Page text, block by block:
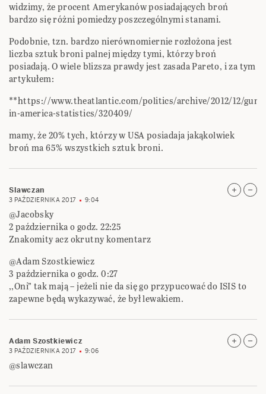
widzimy, że procent Amerykanów posiadających broń
bardzo się różni pomiedzy poszczególnymi stanami.
Podobnie, tzn. bardzo nierównomiernie rozłożona jest
liczba sztuk broni palnej między tymi, którzy broń
posiadają. O wiele blizsza prawdy jest zasada Pareto, i za tym
artykułem:
**https://www.theatlantic.com/politics/archive/2012/12/
in-america-statistics/320409/
mamy, że 20% tych, którzy w USA posiadaja jakąkolwiek
broń ma 65% wszystkich sztuk broni.
Slawczan
3 PAŹDZIERNIKA 2017 9:04
@Jacobsky
2 października o godz. 22:25
Znakomity acz okrutny komentarz
@Adam Szostkiewicz
3 października o godz. 0:27
,,Oni” tak mają – jeżeli nie da się go przypucować do ISIS to
zapewne będą wykazywać, że był lewakiem.
Adam Szostkiewicz
3 PAŹDZIERNIKA 2017 9:06
@slawczan